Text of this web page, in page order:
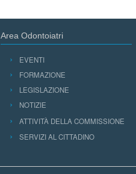
Area Odontoiatri
EVENTI
FORMAZIONE
LEGISLAZIONE
NOTIZIE
ATTIVITÀ DELLA COMMISSIONE
SERVIZI AL CITTADINO